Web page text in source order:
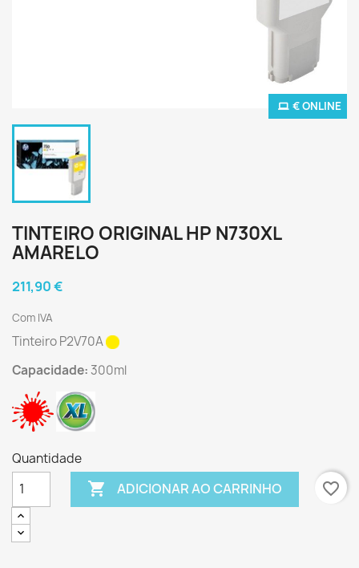
€ ONLINE
TINTEIRO ORIGINAL HP N730XL
AMARELO
211,90 €
Com IVA
Tinteiro P2V70A
Capacidade: 300ml
Quantidade
 ADICIONAR AO CARRINHO favorite_border